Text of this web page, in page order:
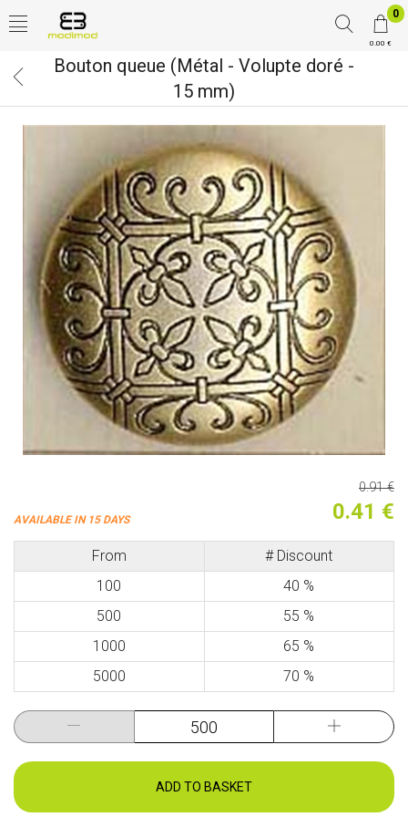
0
0.00 €
Bouton queue (Métal - Volupte doré -
15 mm)
AVAILABLE IN 15 DAYS
0.91 €
0.41 €
From
# Discount
100
40 %
500
55 %
1000
65 %
5000
70 %
ADD TO BASKET